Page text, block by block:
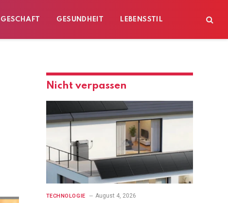
GESCHAFT GESUNDHEIT LEBENSSTIL
Nicht verpassen
TECHNOLOGIE August 4, 2026